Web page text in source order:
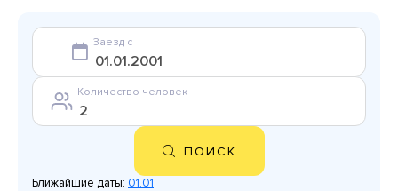
Заезд с
Количество человек
ПОИСК
Ближайшие даты: 01.01